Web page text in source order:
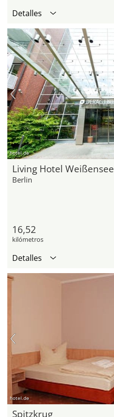
Detalles
hotel.de
Living Hotel Weißensee
Berlin
16,52
kilómetros
Detalles
hotel.de
Spitzkrug